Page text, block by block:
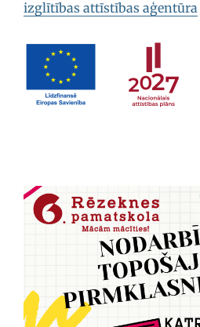
izglītības attīstības aģentūra